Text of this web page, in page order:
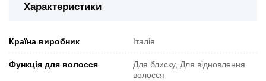
Характеристики
Країна виробник Італія
Функція для волосся
Для блиску, Для відновлення
волосся